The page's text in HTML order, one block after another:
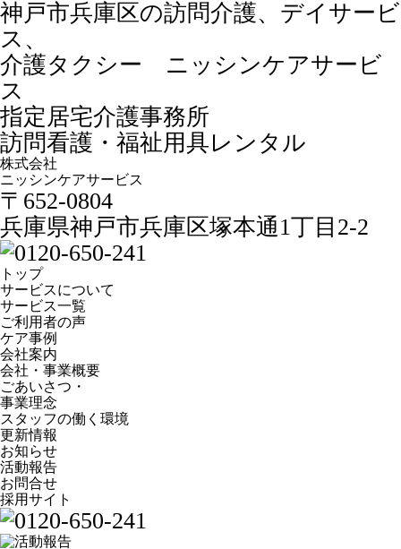
神戸市兵庫区の訪問介護、デイサービ
ス、
介護タクシー ニッシンケアサービ
ス
指定居宅介護事務所
訪問看護・福祉用具レンタル
株式会社
ニッシンケアサービス
〒652-0804
兵庫県神戸市兵庫区塚本通1丁目2-2
トップ
サービスについて
サービス一覧
ご利用者の声
ケア事例
会社案内
会社・事業概要
ごあいさつ・
事業理念
スタッフの働く環境
更新情報
お知らせ
活動報告
お問合せ
採用サイト